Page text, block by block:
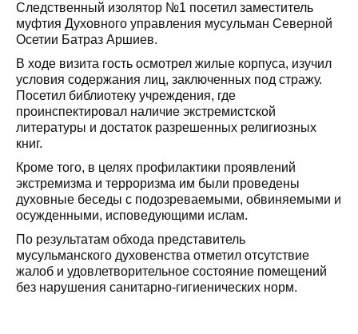
Следственный изолятор №1 посетил заместитель
муфтия Духовного управления мусульман Северной
Осетии Батраз Аршиев.
В ходе визита гость осмотрел жилые корпуса, изучил
условия содержания лиц, заключенных под стражу.
Посетил библиотеку учреждения, где
проинспектировал наличие экстремистской
литературы и достаток разрешенных религиозных
книг.
Кроме того, в целях профилактики проявлений
экстремизма и терроризма им были проведены
духовные беседы с подозреваемыми, обвиняемыми и
осужденными, исповедующими ислам.
По результатам обхода представитель
мусульманского духовенства отметил отсутствие
жалоб и удовлетворительное состояние помещений
без нарушения санитарно-гигиенических норм.